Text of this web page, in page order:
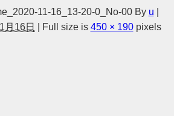
11-16_13-20-0_No-00 By u
月16日 Full size is 450 × 190pixels